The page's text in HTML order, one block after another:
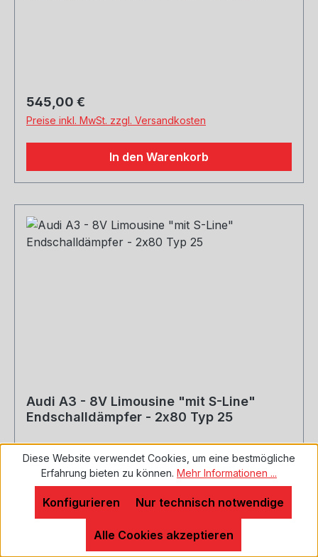
Regulärer Preis:
545,00 €
Preise inkl. MwSt. zzgl. Versandkosten
In den Warenkorb
Audi A3 - 8V Limousine "mit S-Line"
Endschalldämpfer - 2x80 Typ 25
Inklusive Montagematerial - Unsere Endrohre
sind alle glänzend silber, sie sind per Hand auf
Hochglanz poliert Motorisierung: 1,2l TFSI
77/81kW 1,4l TFSI 90/92/103/110kW 1,6l TDI
81/85kW 2,0l TDI 81/105/110kW Baujahr: ab 2012
Diese Website verwendet Cookies, um eine bestmögliche
Erfahrung bieten zu können. Mehr Informationen ...
Nur technisch notwendige
Konfigurieren
Alle Cookies akzeptieren